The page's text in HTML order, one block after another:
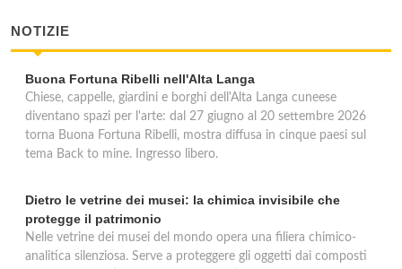
NOTIZIE
Buona Fortuna Ribelli nell'Alta Langa
Chiese, cappelle, giardini e borghi dell'Alta Langa cuneese
diventano spazi per l'arte: dal 27 giugno al 20 settembre 2026
torna Buona Fortuna Ribelli, mostra diffusa in cinque paesi sul
tema Back to mine. Ingresso libero.
Dietro le vetrine dei musei: la chimica invisibile che
protegge il patrimonio
Nelle vetrine dei musei del mondo opera una filiera chimico-
analitica silenziosa. Serve a proteggere gli oggetti dai composti